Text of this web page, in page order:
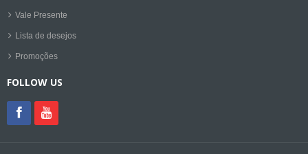
Vale Presente
Lista de desejos
Promoções
FOLLOW US